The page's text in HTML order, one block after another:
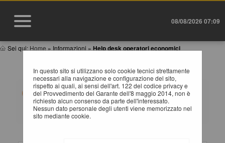
08/08/2026 07:09
Sei qui: Home » Informazioni » Help desk operatori economici
In questo sito si utilizzano solo cookie tecnici strettamente
necessari alla navigazione e configurazione del sito,
rispetto ai quali, ai sensi dell'art. 122 del codice privacy e
del Provvedimento del Garante dell'8 maggio 2014, non è
richiesto alcun consenso da parte dell'interessato.
Nessun dato personale degli utenti viene memorizzato nel
sito mediante cookie.
HELP DESK OPERATORE ECONOMICO
Compila il form indicando i tuoi riferimenti e il problema
riscontrato, eventualmente se necessario allegando
anche un file, e poi procedi all'invio della richiesta.